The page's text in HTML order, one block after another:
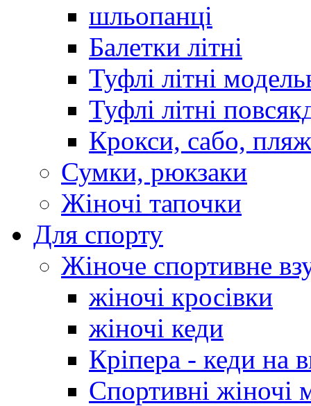
шльопанці
Балетки літні
Туфлі літні
Туфлі літні
Крокси, сабо,
Сумки, рюкзаки
Жіночі тапочки
Для спорту
Жіноче спортивне
жіночі кросівки
жіночі кеди
Кріпера - кеди на
Спортивні жіночі